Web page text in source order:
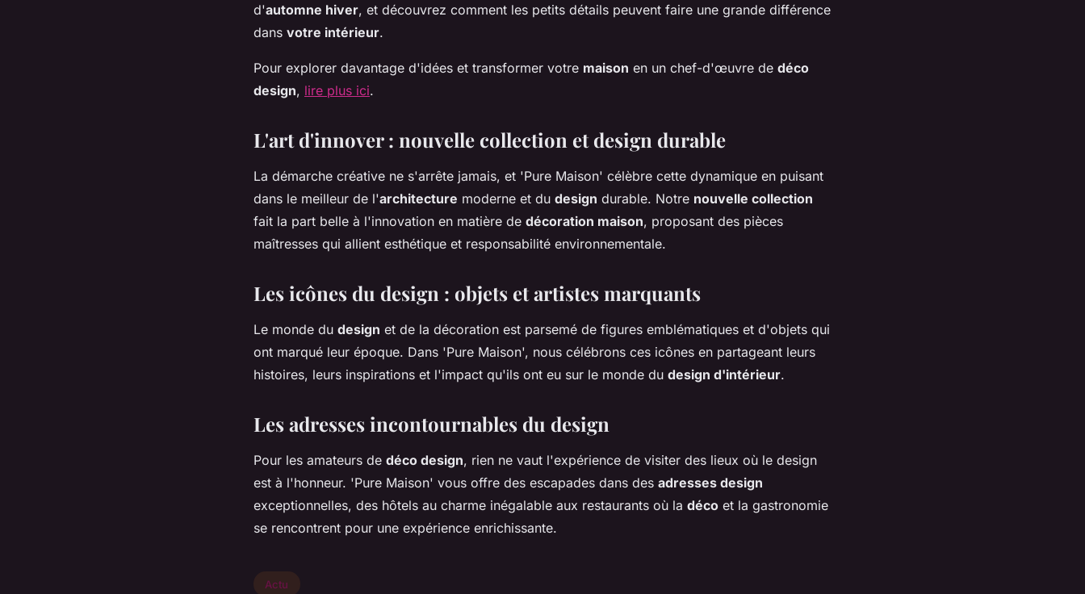
d'automne hiver, et découvrez comment les petits détails peuvent faire une grande différence
dans votre intérieur.
Pour explorer davantage d'idées et transformer votre maison en un chef-d'œuvre de déco
design, lire plus ici.
L'art d'innover : nouvelle collection et design durable
La démarche créative ne s'arrête jamais, et 'Pure Maison' célèbre cette dynamique en puisant
dans le meilleur de l'architecture moderne et du design durable. Notre nouvelle collection
fait la part belle à l'innovation en matière de décoration maison, proposant des pièces
maîtresses qui allient esthétique et responsabilité environnementale.
Les icônes du design : objets et artistes marquants
Le monde du design et de la décoration est parsemé de figures emblématiques et d'objets qui
ont marqué leur époque. Dans 'Pure Maison', nous célébrons ces icônes en partageant leurs
histoires, leurs inspirations et l'impact qu'ils ont eu sur le monde du design d'intérieur.
Les adresses incontournables du design
Pour les amateurs de déco design, rien ne vaut l'expérience de visiter des lieux où le design
est à l'honneur. 'Pure Maison' vous offre des escapades dans des adresses design
exceptionnelles, des hôtels au charme inégalable aux restaurants où la déco et la gastronomie
se rencontrent pour une expérience enrichissante.
Actu